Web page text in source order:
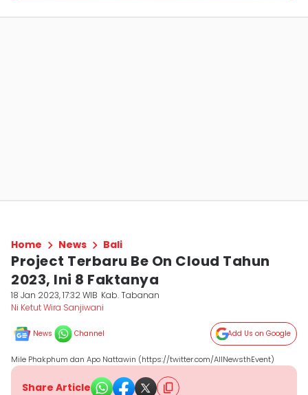
Home News Bali
Project Terbaru Be On Cloud Tahun
2023, Ini 8 Faktanya
18 Jan 2023, 17:32 WIB Kab. Tabanan
Ni Ketut Wira Sanjiwani
News Channel Add Us on Google
Mile Phakphum dan Apo Nattawin (https://twitter.com/AllNewsthEvent)
Share Article